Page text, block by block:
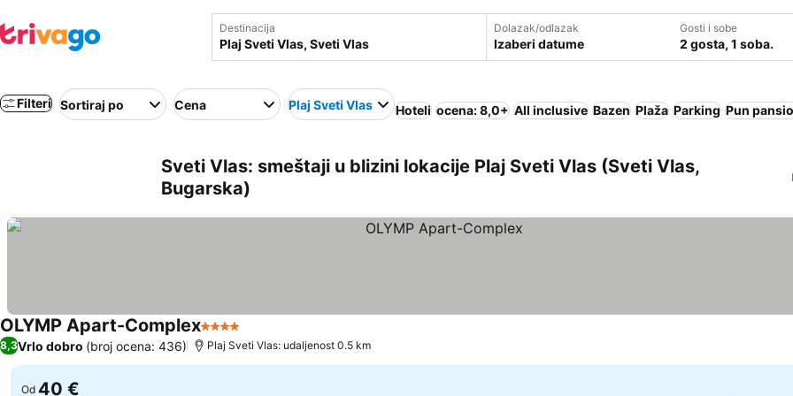
Destinacija Dolazak/odlazak
Izaberi datume
Gosti i sobe
2 gosta, 1 soba.
Filteri Sortiraj po Cena Plaj Sveti Vlas Hoteli ocena: 8,0+ All inclusive Bazen Plaža Parking Pun
Sveti Vlas: smeštaji u blizini lokacije Plaj Sveti Vlas (Sveti Vlas,
Bugarska)
OLYMP Apart-Complex4 Zvezdice
8,3Vrlo dobro (broj ocena: 436) Plaj Sveti Vlas: udaljenost 0.5 km
Od 40 €